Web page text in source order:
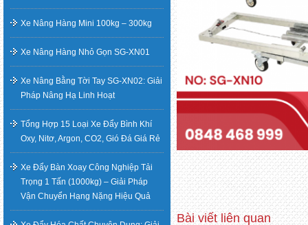
Xe Nâng Hàng Mini 100kg – 300kg
Xe Nâng Hàng Nhỏ Gọn SG-XN01
Xe Nâng Bằng Tời Tay SG-XN02: Giải
Pháp Nâng Hạ Linh Hoạt
Tổng Hợp 15 Loại Xe Đẩy Bình Khí
Oxy, Nitơ, Argon, CO2, Gió Đá Giá Rẻ
Xe Đẩy Bàn Xoay Công Nghiệp Tải
Trọng 1 Tấn (1000kg) – Giải Pháp
Vận Chuyển Hạng Nặng Hiệu Quả